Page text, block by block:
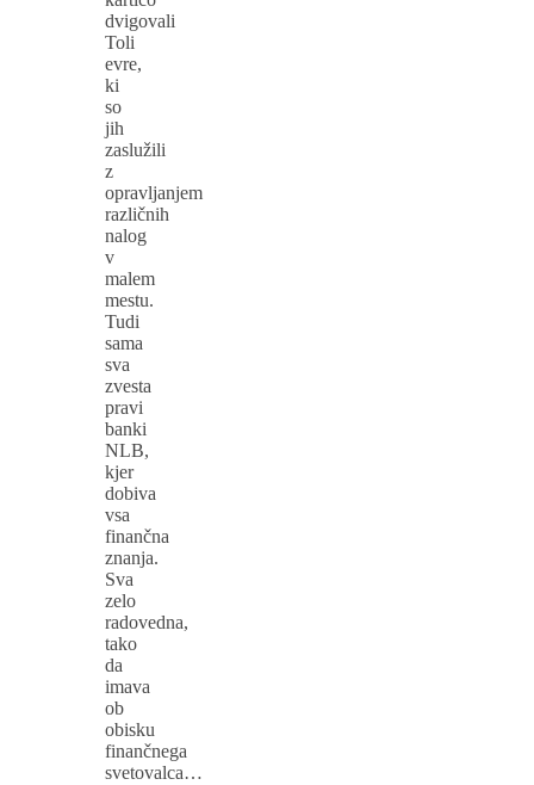
dvigovali
Toli
evre,
ki
so
jih
zaslužili
z
opravljanjem
različnih
nalog
v
malem
mestu.
Tudi
sama
sva
zvesta
pravi
banki
NLB,
kjer
dobiva
vsa
finančna
znanja.
Sva
zelo
radovedna,
tako
da
imava
ob
obisku
finančnega
svetovalca…